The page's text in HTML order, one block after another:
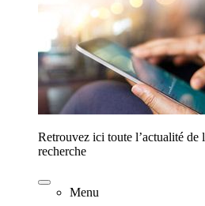
Retrouvez ici toute l’actualité de
recherche
Menu